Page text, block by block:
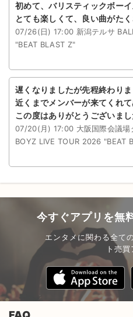
初めて、バリスティックボーイ
とても楽しくて、良い曲がた
07/26(日) 17:00 新潟テルサ
"BEAT BLAST Z"
遅くなりましたが先程終わりま
近くまでメンバーが来てくれて
この度はありがとうございまし
07/20(月) 17:00 大阪国際会議場
BOYZ LIVE TOUR 2026 "BEAT
今すぐアプリを無
エンタメに関わる全て
ト売買